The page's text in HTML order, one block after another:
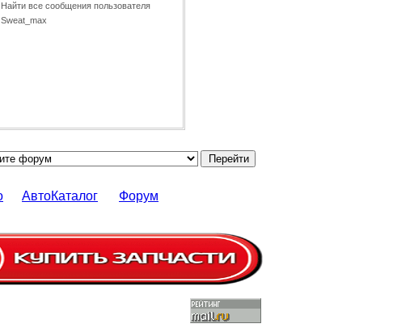
Найти все сообщения пользователя
Sweat_max
АвтоКаталог Форум